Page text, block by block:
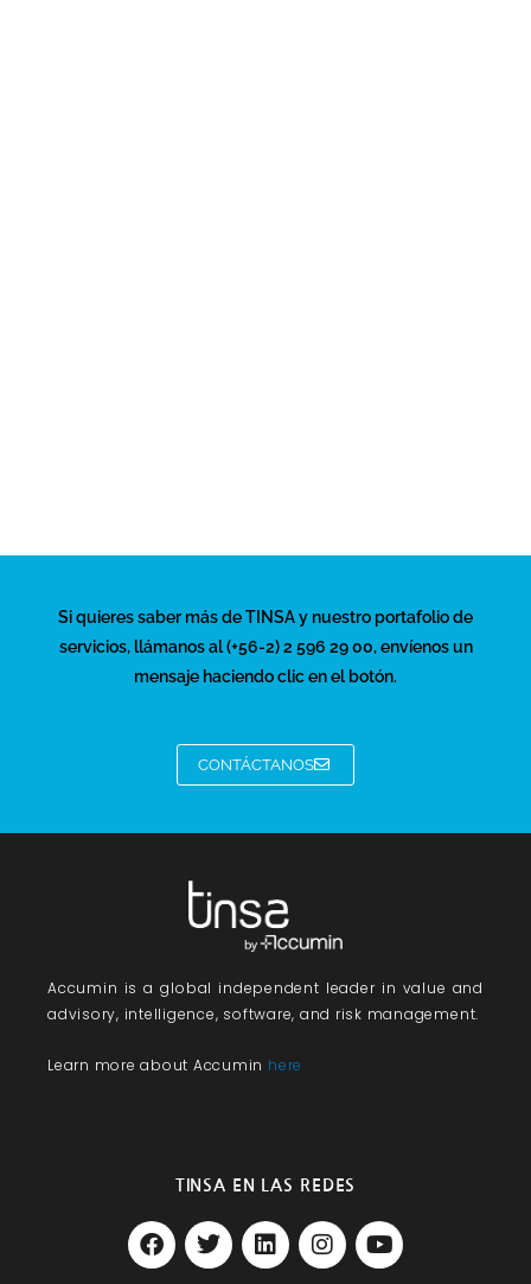
Si quieres saber más de TINSA y nuestro portafolio de
servicios, llámanos al (+56-2) 2 596 29 00, envíenos un
mensaje haciendo clic en el botón.
CONTÁCTANOS
Accumin is a global independent leader in value and
advisory, intelligence, software, and risk management.
Learn more about Accumin here
TINSA EN LAS REDES
F
a
T
w
L
i
I
n
Y
o